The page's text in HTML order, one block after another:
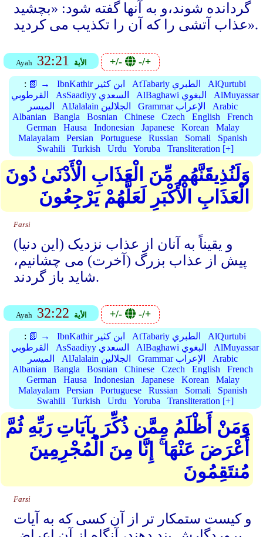
گردانده شوند،و به آنها گفته شود: «بچشید
عذاب آتشی را که آن را تکذیب می کردید».
Ayah 32:21 الأية +/- -/+
: 📗 → IbnKathir ابن كثير AtTabariy الطبري
AlQurtubi
القرطوبي
AsSaadiyy السعدي AlBaghawi البغوي
AlMuyassar
الميسر
AlJalalain الجلالين Grammar الإعراب
Arabic
Albanian
Bangla Bosnian Chinese Czech English
French
German
Hausa Indonesian Japanese Korean
Malay
Malayalam
Persian Portuguese Russian Somali
Spanish
Swahili
Turkish Urdu Yoruba Transliteration [+]
وَلَنُذِيقَنَّهُم مِّنَ الْعَذَابِ الْأَدْنَىٰ دُونَ
الْعَذَابِ الْأَكْبَرِ لَعَلَّهُمْ يَرْجِعُونَ
Farsi
و یقیناً به آنان از عذاب نزدیک (این دنیا)
پیش از عذاب بزرگ (آخرت) می چشانیم،
شاید باز گردند.
Ayah 32:22 الأية +/- -/+
: 📗 → IbnKathir ابن كثير AtTabariy الطبري
AlQurtubi
القرطوبي
AsSaadiyy السعدي AlBaghawi البغوي
AlMuyassar
الميسر
AlJalalain الجلالين Grammar الإعراب
Arabic
Albanian
Bangla Bosnian Chinese Czech English
French
German
Hausa Indonesian Japanese Korean
Malay
Malayalam
Persian Portuguese Russian Somali
Spanish
Swahili
Turkish Urdu Yoruba Transliteration [+]
وَمَنْ أَظْلَمُ مِمَّن ذُكِّرَ بِآيَاتِ رَبِّهِ ثُمَّ
أَعْرَضَ عَنْهَا ۚ إِنَّا مِنَ الْمُجْرِمِينَ
مُنتَقِمُونَ
Farsi
و کیست ستمکار تر از آن کسی که به آیات